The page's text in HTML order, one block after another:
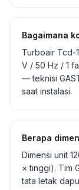
Bagaimana
Turboair Tcd-
V / 50 Hz / 1
— teknisi
saat instalasi.
Berapa
Dimensi unit
× tinggi). Tim
tata letak